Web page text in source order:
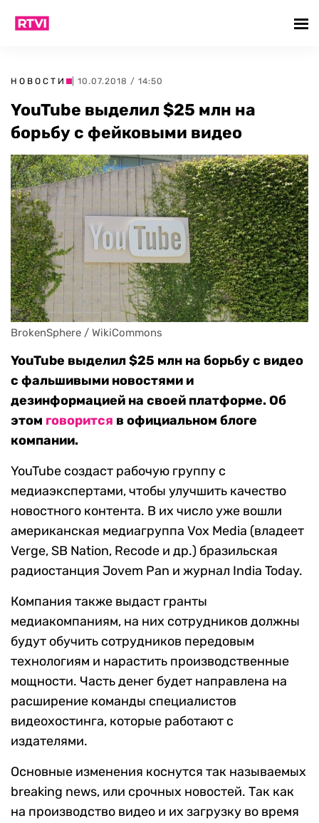
НОВОСТИ | 10.07.2018 / 14:50
YouTube выделил $25 млн на
борьбу с фейковыми видео
BrokenSphere / WikiCommons
YouTube выделил $25 млн на борьбу с видео
с фальшивыми новостями и
дезинформацией на своей платформе. Об
этом говорится в официальном блоге
компании.
YouTube создаст рабочую группу с
медиаэкспертами, чтобы улучшить качество
новостного контента. В их число уже вошли
американская медиагруппа Vox Media (владеет
Verge, SB Nation, Recode и др.) бразильская
радиостанция Jovem Pan и журнал India Today.
Компания также выдаст гранты
медиакомпаниям, на них сотрудников должны
будут обучить сотрудников передовым
технологиям и нарастить производственные
мощности. Часть денег будет направлена на
расширение команды специалистов
видеохостинга, которые работают с
издателями.
Основные изменения коснутся так называемых
breaking news, или срочных новостей. Так как
на производство видео и их загрузку во время